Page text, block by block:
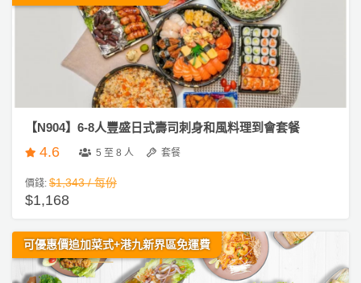
【N904】6-8人豐盛日式壽司刺身和風料理到會套餐
4.6 5 至 8 人 套餐
價錢: $1,343 / 每份
$1,168
可優惠價追加菜式+港九新界區免運費